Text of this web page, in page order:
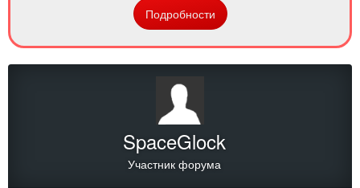
Подробности
SpaceGlock
Участник форума